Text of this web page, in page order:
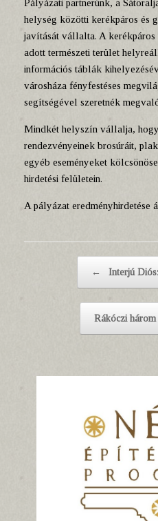
Pályázati partnerünk, a
helység közötti kerékpáros és
javítását vállalta. A
adott természeti terület
információs táblák
városháza fényfestéses
segítségével szeretnék
Mindkét helyszín vállalja,
rendezvényeinek brosúráit,
egyéb eseményeket
hirdetési felületein.
A pályázat eredményhirdetése
←
Interjú
Rákóczi három